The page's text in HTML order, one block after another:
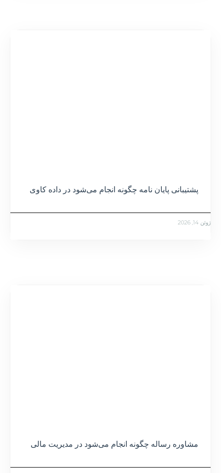
پشتیبانی پایان نامه چگونه انجام می‌شود در داده کاوی
ژوئن 14, 2026
مشاوره رساله چگونه انجام می‌شود در مدیریت مالی